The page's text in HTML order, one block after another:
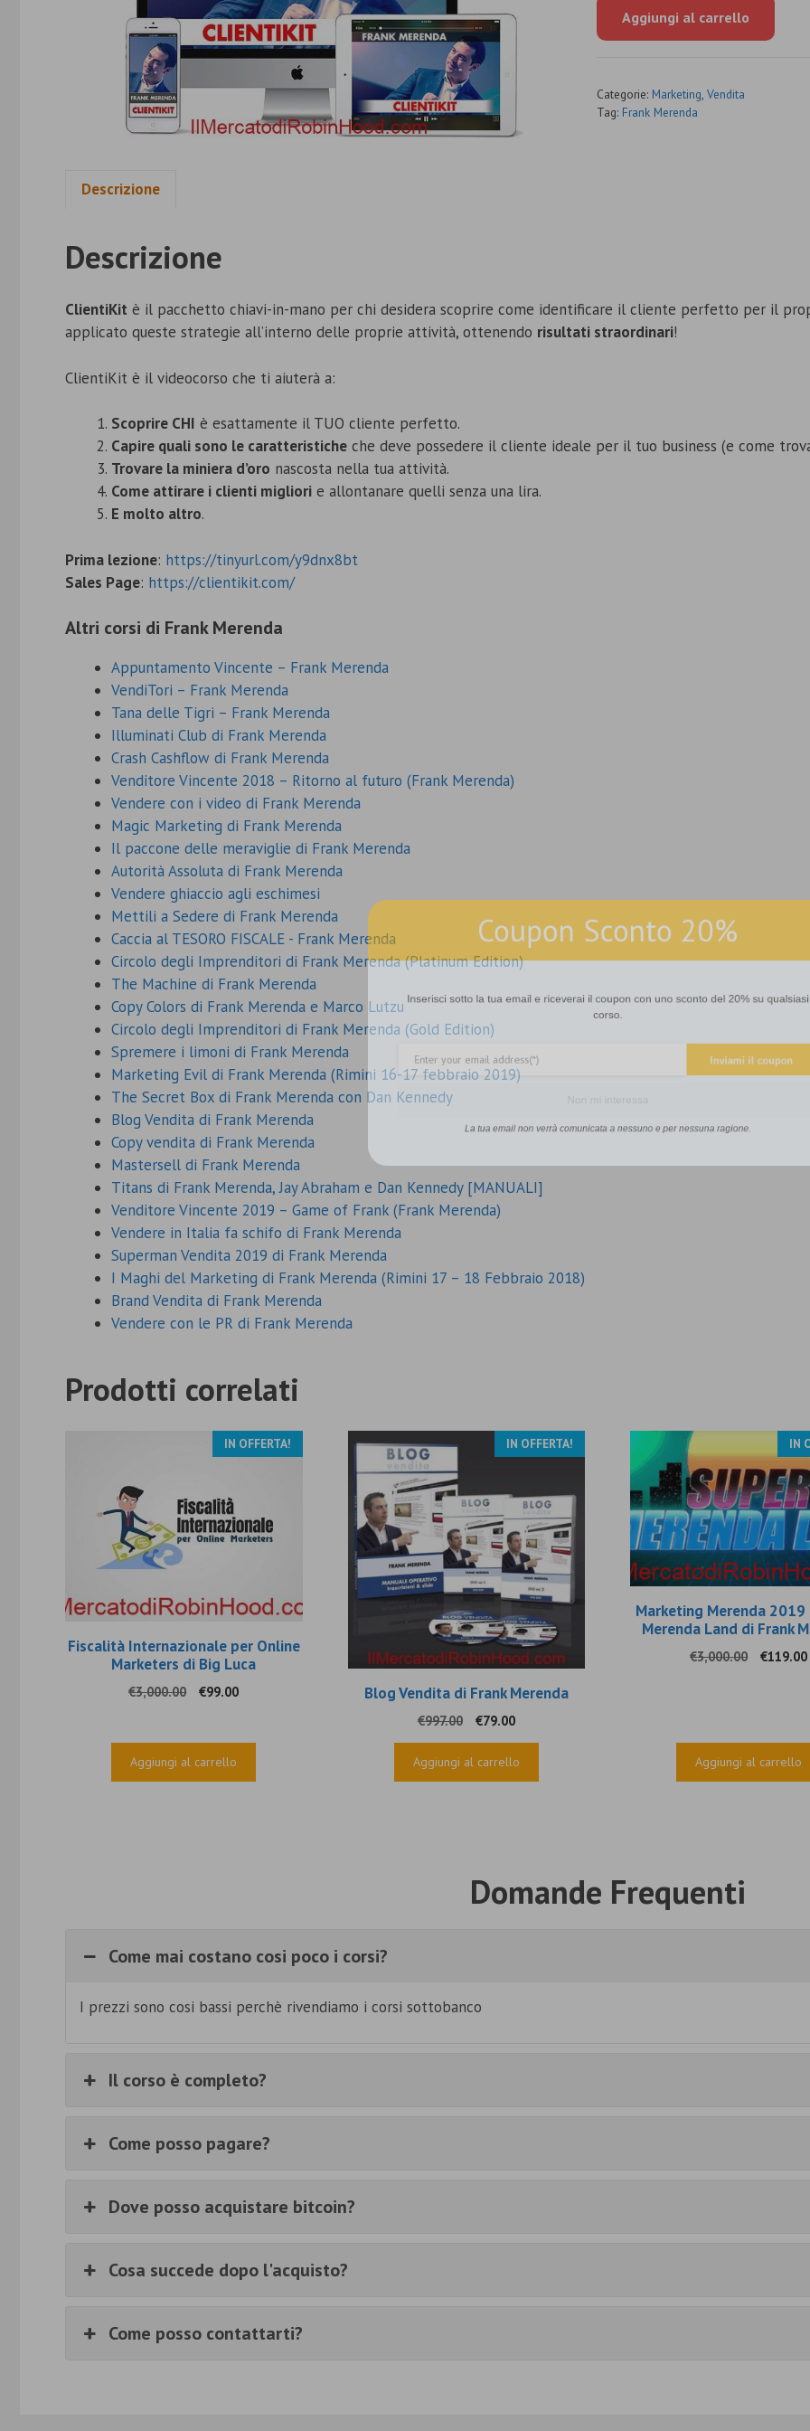
era:
è:
Aggiungi al carrello
Categorie: Marketing Vendita
Tag: Frank Merenda
Descrizione
Descrizione
ClientiKit è il pacchetto chiavi-in-mano per chi desidera scoprire come identificare il cliente perfetto per il
applicato queste strategie all’interno delle proprie attività, ottenendo risultati straordinari!
ClientiKit è il videocorso che ti aiuterà a:
Scoprire CHI è esattamente il TUO cliente perfetto.
Capire quali sono le caratteristiche che deve possedere il cliente ideale per il tuo business (e come
Trovare la miniera d’oro nascosta nella tua attività.
Come attirare i clienti migliori e allontanare quelli senza una lira.
E molto altro.
Prima lezione: https://tinyurl.com/y9dnx8bt
Sales Page: https://clientikit.com/
Altri corsi di Frank Merenda
Appuntamento Vincente – Frank Merenda
VendiTori – Frank Merenda
Tana delle Tigri – Frank Merenda
Illuminati Club di Frank Merenda
Crash Cashflow di Frank Merenda
Venditore Vincente 2018 – Ritorno al futuro (Frank Merenda)
Vendere con i video di Frank Merenda
Magic Marketing di Frank Merenda
Il paccone delle meraviglie di Frank Merenda
Autorità Assoluta di Frank Merenda
Vendere ghiaccio agli eschimesi
Mettili a Sedere di Frank Merenda
Caccia al TESORO FISCALE - Frank Merenda
Circolo degli Imprenditori di Frank Merenda (Platinum Edition)
The Machine di Frank Merenda
Copy Colors di Frank Merenda e Marco Lutzu
Circolo degli Imprenditori di Frank Merenda (Gold Edition)
Spremere i limoni di Frank Merenda
Marketing Evil di Frank Merenda (Rimini 16-17 febbraio 2019)
The Secret Box di Frank Merenda con Dan Kennedy
Blog Vendita di Frank Merenda
Copy vendita di Frank Merenda
Mastersell di Frank Merenda
Titans di Frank Merenda, Jay Abraham e Dan Kennedy [MANUALI]
Venditore Vincente 2019 – Game of Frank (Frank Merenda)
Vendere in Italia fa schifo di Frank Merenda
Superman Vendita 2019 di Frank Merenda
I Maghi del Marketing di Frank Merenda (Rimini 17 – 18 Febbraio 2018)
Brand Vendita di Frank Merenda
Vendere con le PR di Frank Merenda
Prodotti correlati
IN OFFERTA!
Fiscalità Internazionale per Online
Marketers di Big Luca
€3,000.00
Il
era:
€3,000.00.
€99.00Il
è:
Aggiungi al carrello
IN OFFERTA!
Blog Vendita di Frank Merenda
€997.00
Il
prezzo
originale
€79.00Il
prezzo
attuale
Aggiungi al carrello
IN
Marketing Merenda 2019
Merenda Land di Frank
€3,000.00
Il
€119.00Il
Aggiungi al carrello
Domande Frequenti
Come mai costano cosi poco i corsi?
I prezzi sono cosi bassi perchè rivendiamo i corsi sottobanco
Il corso è completo?
Come posso pagare?
Dove posso acquistare bitcoin?
Cosa succede dopo l'acquisto?
Come posso contattarti?
Coupon Sconto 20%
Inserisci sotto la tua email e riceverai il coupon con uno sconto del 20% su
corso.
Inviami il